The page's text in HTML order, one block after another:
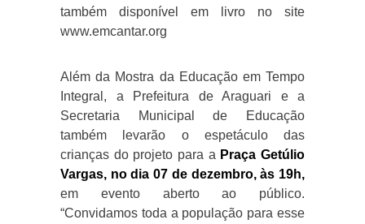
também disponível em livro no site
www.emcantar.org
Além da Mostra da Educação em Tempo
Integral, a Prefeitura de Araguari e a
Secretaria Municipal de Educação
também levarão o espetáculo das
crianças do projeto para a Praça Getúlio
Vargas, no dia 07 de dezembro, às 19h,
em evento aberto ao público.
“Convidamos toda a população para esse